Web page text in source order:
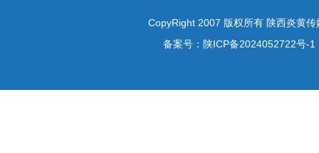
CopyRight 2007 版权所有 陕西炎黄传
备案号： 陕ICP备2024052722号-1